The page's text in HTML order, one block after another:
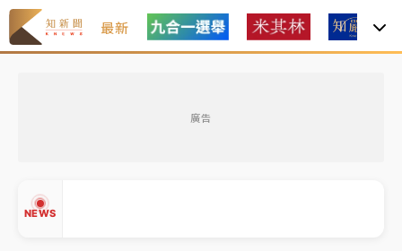
最新
廣告
NEWS
中颱白海豚環流掠北海！今明防劇烈降雨 東部高溫飆
38度